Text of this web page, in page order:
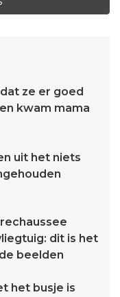
ze er goed
kwam mama
uit het niets
dit is het
beelden
het busje is